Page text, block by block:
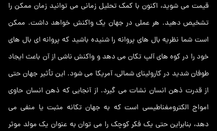
قیمت می شوید، اکنون با کمک تحلیل زمانی می توانید زمان ممکن را
تشخیص دهید. هر عملی در جهان یک واکنش خواهد داشت. ممکن
است شما نظریه بال های پروانه را شنیده باشید که پروانه ای بال های
خود را در کوه های آلپ تکان می دهد و واکنش ناشی از آن باعث ایجاد
طوفان شدید در کارولینای شمالی، آمریکا می شود. این تأثیر جهان حتی
از قدرت ذهن انسان نشات می گیرد. از آنجایی که ذهن انسان حاوی
امواج الکترومغناطیسی است که به جهان تکانه مثبت یا منفی می
دهد، بنابراین حتی یک فکر کوچک را می توان به عنوان یک مولد موثر